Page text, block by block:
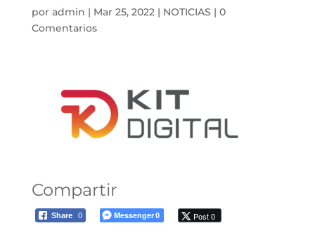
por admin | Mar 25, 2022| NOTICIAS | 0
Comentarios
Compartir
Share 0 Messenger0 Post 0